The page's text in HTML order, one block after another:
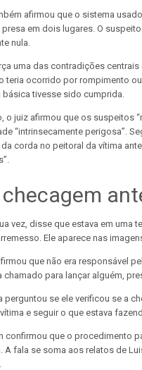
afirmou que o sistema
presa em dois lugares. O
nula.
uma das contradições centrais
teria ocorrido por rompimento
básica tivesse sido cumprida.
o juiz afirmou que os suspeitos
“intrinsecamente perigosa”.
corda no peitoral da vítima
vez, disse que estava em uma
Ele aparece nas
que não era responsável
chamado para lançar alguém,
perguntou se ele verificou se a
e seguir o que estava
confirmou que o procedimento
A fala se soma aos relatos de